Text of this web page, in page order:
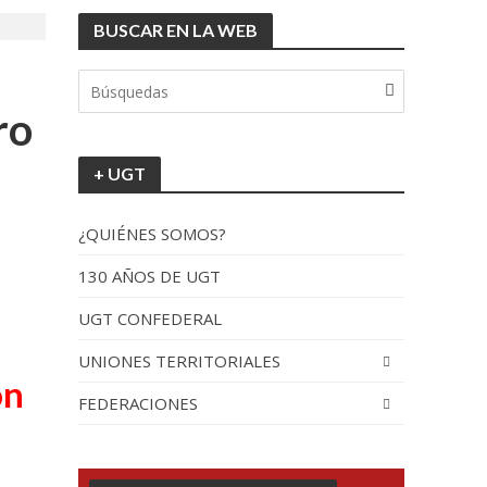
por España
BUSCAR EN LA WEB
+ UGT
¿QUIÉNES SOMOS?
130 AÑOS DE UGT
UGT CONFEDERAL
UNIONES TERRITORIALES
FEDERACIONES